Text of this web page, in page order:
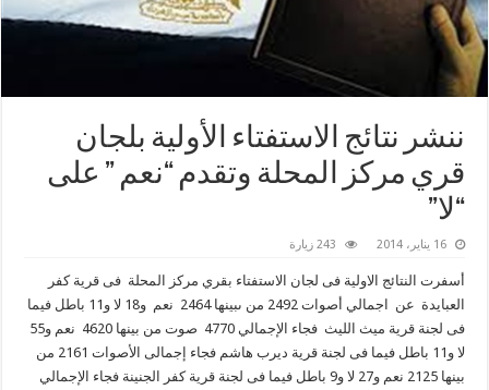
ننشر نتائج الاستفتاء الأولية بلجان
قري مركز المحلة وتقدم “نعم ” على
“لا”
16 يناير، 2014 243 زيارة
أسفرت النتائج الاولية فى لجان الاستفتاء بقري مركز المحلة فى قرية كفر
العبايدة عن اجمالي أصوات 2492 من ىبينها 2464 نعم و18 لا و11 باطل فيما
فى لجنة قرية ميث الليث فجاء الإجمالي 4770 صوت من بينها 4620 نعم و55
لا و11 باطل فيما فى لجنة قرية ديرب هاشم فجاء إجمالى الأصوات 2161 من
بينها 2125 نعم و27 لا و9 باطل فيما فى لجنة قرية كفر الجنينة فجاء الإجمالي